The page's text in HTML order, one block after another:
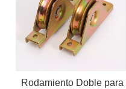
Rodamiento Doble para